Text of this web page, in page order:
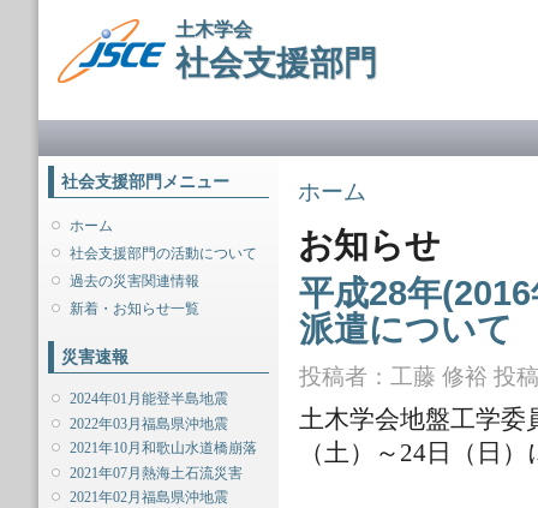
土木学会
社会支援部門
社会支援部門メニュー
ホーム
社会支援部門の活動について
過去の災害関連情報
新着・お知らせ一覧
災害速報
2024年01月能登半島地震
2022年03月福島県沖地震
2021年10月和歌山水道橋崩落
2021年07月熱海土石流災害
2021年02月福島県沖地震
現在地
ホーム
お知らせ
平成28年
派遣について
投稿者： 工藤 修裕 投
土木学会地盤工学
（土）～24日（日